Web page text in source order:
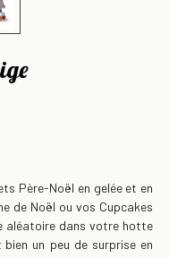
Père-Noël en gelée et en
de Noël ou vos Cupcakes
aléatoire dans votre hotte
un peu de surprise en